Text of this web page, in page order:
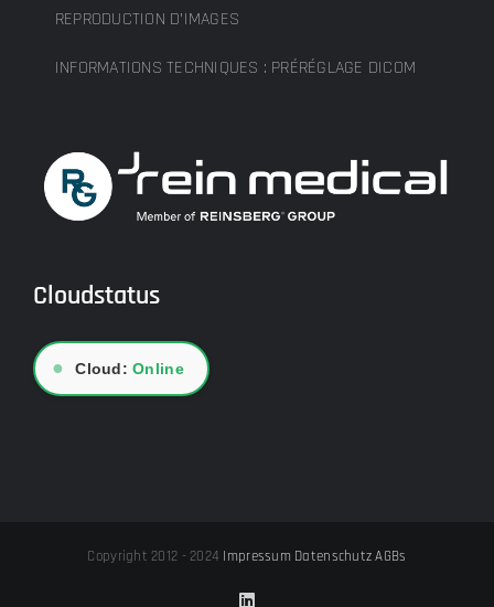
REPRODUCTION D’IMAGES
INFORMATIONS TECHNIQUES : PRÉRÉGLAGE DICOM
Cloudstatus
● Cloud:Online
Copyright 2012 - 2024 Impressum Datenschutz AGBs
LinkedIn